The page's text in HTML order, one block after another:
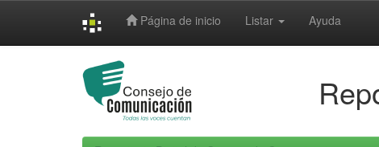
Página de inicio Listar Ayuda